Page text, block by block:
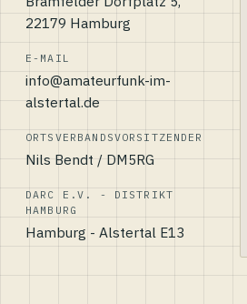
22179 Hamburg
E-MAIL
info@amateurfunk-im-
alstertal.de
ORTSVERBANDSVORSITZENDER
Nils Bendt / DM5RG
DARC E.V. - DISTRIKT
HAMBURG
Hamburg - Alstertal E13